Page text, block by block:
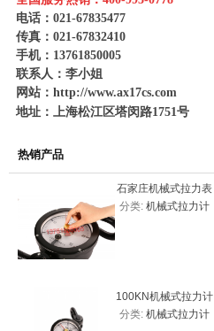
电话：021-67835477
传真：021-67832410
手机：13761850005
联系人：李小姐
网站： http://www.ax17cs.com
地址：上海松江区塔闵路1751号
热销产品
石家庄机械式拉力表
20KN（2吨）
分类: 机械式拉力计
100KN机械式拉力计
价格，机械式拉力表
分类: 机械式拉力计